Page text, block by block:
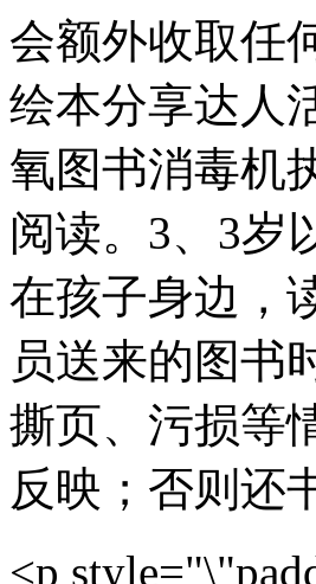
会额外收取任
绘本分享达人
氧图书消毒机
阅读。3、3岁
在孩子身边，
员送来的图书
撕页、污损等
反映；否则还
<p